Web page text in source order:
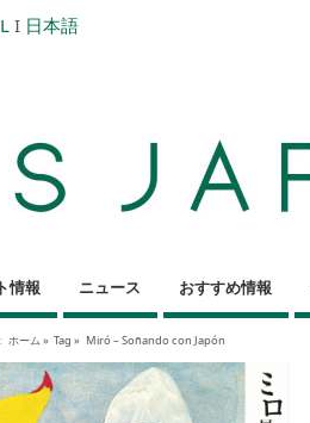
I 日本語
情報 ニュース おすすめ情報
ホーム » Tag » Miró – Soñando con Japón